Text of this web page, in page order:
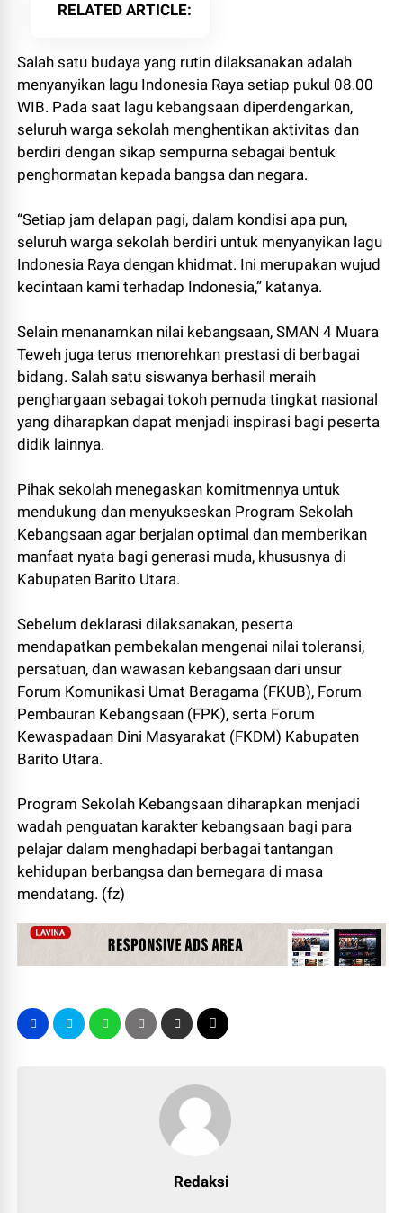
RELATED ARTICLE
Salah satu budaya yang rutin dilaksanakan adalah
menyanyikan lagu Indonesia Raya setiap pukul 08.00
WIB. Pada saat lagu kebangsaan diperdengarkan,
seluruh warga sekolah menghentikan aktivitas dan
berdiri dengan sikap sempurna sebagai bentuk
penghormatan kepada bangsa dan negara.
“Setiap jam delapan pagi, dalam kondisi apa pun,
seluruh warga sekolah berdiri untuk menyanyikan lagu
Indonesia Raya dengan khidmat. Ini merupakan wujud
kecintaan kami terhadap Indonesia,” katanya.
Selain menanamkan nilai kebangsaan, SMAN 4 Muara
Teweh juga terus menorehkan prestasi di berbagai
bidang. Salah satu siswanya berhasil meraih
penghargaan sebagai tokoh pemuda tingkat nasional
yang diharapkan dapat menjadi inspirasi bagi peserta
didik lainnya.
Pihak sekolah menegaskan komitmennya untuk
mendukung dan menyukseskan Program Sekolah
Kebangsaan agar berjalan optimal dan memberikan
manfaat nyata bagi generasi muda, khususnya di
Kabupaten Barito Utara.
Sebelum deklarasi dilaksanakan, peserta
mendapatkan pembekalan mengenai nilai toleransi,
persatuan, dan wawasan kebangsaan dari unsur
Forum Komunikasi Umat Beragama (FKUB), Forum
Pembauran Kebangsaan (FPK), serta Forum
Kewaspadaan Dini Masyarakat (FKDM) Kabupaten
Barito Utara.
Program Sekolah Kebangsaan diharapkan menjadi
wadah penguatan karakter kebangsaan bagi para
pelajar dalam menghadapi berbagai tantangan
kehidupan berbangsa dan bernegara di masa
mendatang. (fz)
Redaksi